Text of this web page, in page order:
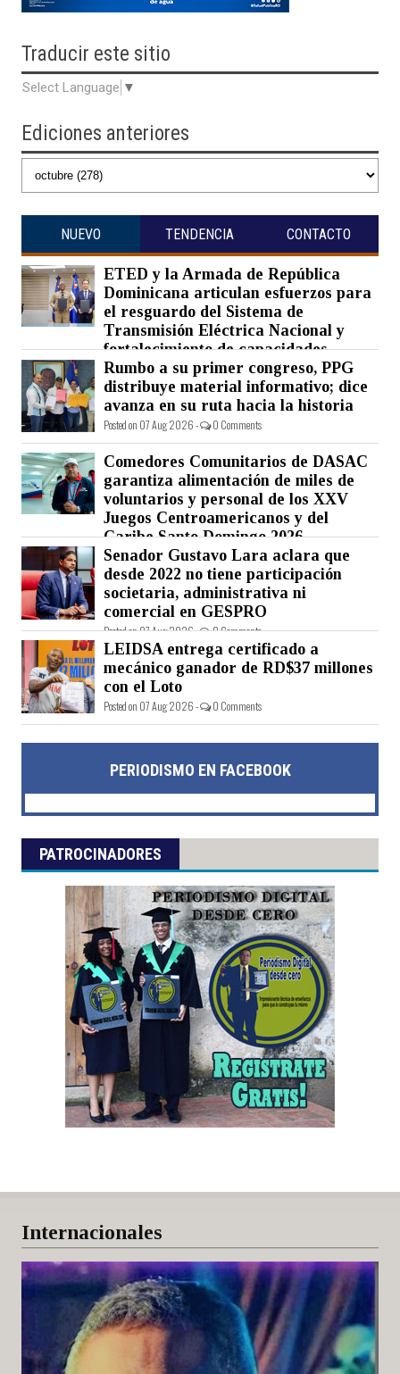
Traducir este sitio
Select Language ▼
Ediciones anteriores
NUEVO TENDENCIA CONTACTO
ETED y la Armada de República
Dominicana articulan esfuerzos para
el resguardo del Sistema de
Transmisión Eléctrica Nacional y
fortalecimiento de capacidades.
Posted on 07 Aug 2026 - 0 Comments
Rumbo a su primer congreso, PPG
distribuye material informativo; dice
avanza en su ruta hacia la historia
Posted on 07 Aug 2026 - 0 Comments
Comedores Comunitarios de DASAC
garantiza alimentación de miles de
voluntarios y personal de los XXV
Juegos Centroamericanos y del
Caribe Santo Domingo 2026
Posted on 07 Aug 2026 - 0 Comments
Senador Gustavo Lara aclara que
desde 2022 no tiene participación
societaria, administrativa ni
comercial en GESPRO
Posted on 07 Aug 2026 - 0 Comments
LEIDSA entrega certificado a
mecánico ganador de RD$37 millones
con el Loto
Posted on 07 Aug 2026 - 0 Comments
PERIODISMO EN FACEBOOK
PATROCINADORES
Internacionales